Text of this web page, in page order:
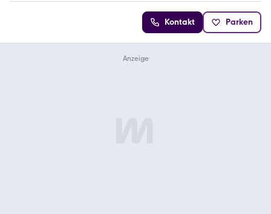
Kontakt Parken